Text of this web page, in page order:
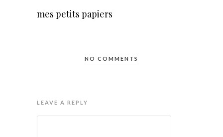
mes petits papiers
NO COMMENTS
LEAVE A REPLY